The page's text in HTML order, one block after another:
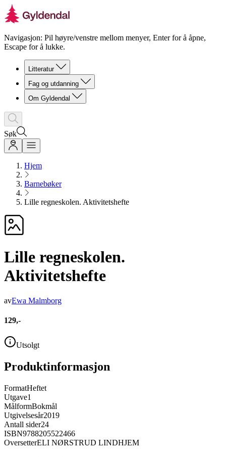
Navigasjon: Pil høyre/venstre mellom menyer, Enter for å åpne,
Escape for å lukke.
Litteratur
Fag og utdanning
Om Gyldendal
Søk
Hjem
Barnebøker
Lille regneskolen. Aktivitetshefte
Lille regneskolen.
Aktivitetshefte
avEwa Malmborg
129,-
Utsolgt
Produktinformasjon
FormatHeftet
Utgave1
MålformBokmål
Utgivelsesår2019
Antall sider24
ISBN9788205522466
OversetterELI NØRSTRUD LINDHJEM